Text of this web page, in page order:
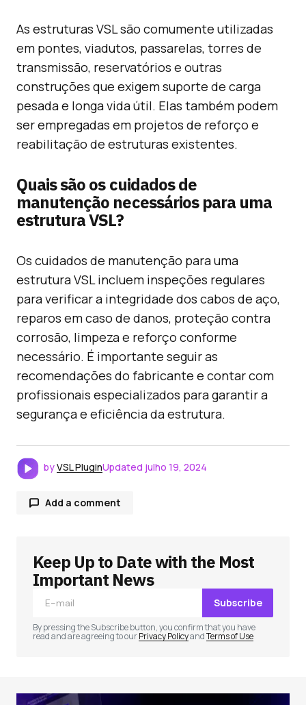
As estruturas VSL são comumente utilizadas
em pontes, viadutos, passarelas, torres de
transmissão, reservatórios e outras
construções que exigem suporte de carga
pesada e longa vida útil. Elas também podem
ser empregadas em projetos de reforço e
reabilitação de estruturas existentes.
Quais são os cuidados de
manutenção necessários para uma
estrutura VSL?
Os cuidados de manutenção para uma
estrutura VSL incluem inspeções regulares
para verificar a integridade dos cabos de aço,
reparos em caso de danos, proteção contra
corrosão, limpeza e reforço conforme
necessário. É importante seguir as
recomendações do fabricante e contar com
profissionais especializados para garantir a
segurança e eficiência da estrutura.
byVSL PluginUpdated julho 19, 2024
Add a comment
O seu endereço de e-mail não será publicado.
Campos obrigatórios são marcados com
Your Name
Keep Up to Date with the Most
Important News
Subscribe
By pressing the Subscribe button, you confirm that you have
read and are agreeing to ourPrivacy PolicyandTerms of Use